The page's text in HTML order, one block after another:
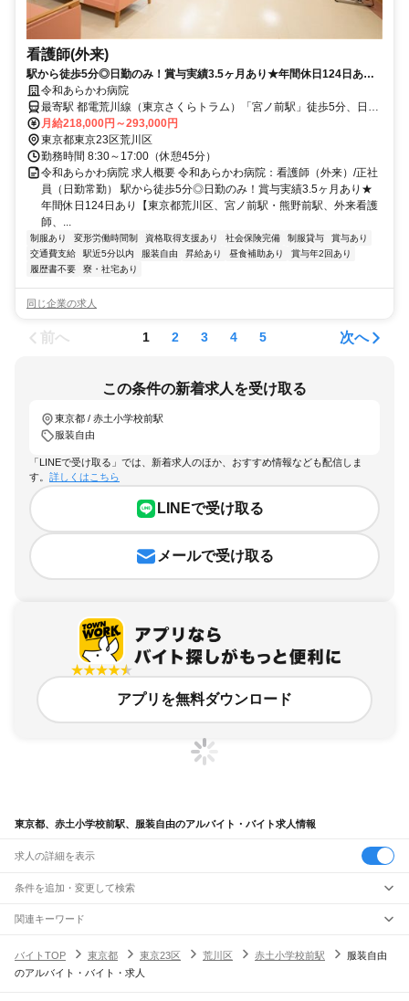
看護師(外来)
駅から徒歩5分◎日勤のみ！賞与実績3.5ヶ月あり★年間休日124日あり
【東京都荒川区、宮ノ前駅・熊野前駅、外来看護師、正職員】
令和あらかわ病院
最寄駅 都電荒川線（東京さくらトラム）「宮ノ前駅」徒歩5分、日暮
里・舎人ライナー「熊野前駅」徒歩5分
月給218,000円～293,000円
東京都東京23区荒川区
勤務時間 8:30～17:00（休憩45分）
令和あらかわ病院 求人概要 令和あらかわ病院：看護師（外来）/正社
員（日勤常勤） 駅から徒歩5分◎日勤のみ！賞与実績3.5ヶ月あり★
年間休日124日あり【東京都荒川区、宮ノ前駅・熊野前駅、外来看護
師、...
制服あり 変形労働時間制 資格取得支援あり 社会保険完備 制服貸与
賞与あり
交通費支給
駅近5分以内 服装自由 昇給あり 昼食補助あり
賞与年2回あり
履歴書不要
寮・社宅あり
同じ企業の求人
前へ 1 2 3 4 5 次へ
この条件の新着求人を受け取る
東京都 / 赤土小学校前駅
服装自由
「LINEで受け取る」では、新着求人のほか、おすすめ情報なども配信しま
す。 詳しくはこちら
LINEで受け取る
メールで受け取る
アプリを無料ダウンロード
東京都、赤土小学校前駅、服装自由のアルバイト・バイト求人情報
求人の詳細を表示
条件を追加・変更して検索
市区町村を追加・変更
東京都すべて
東京23区 すべて
駅を追加・変更
職種を追加・変更
関連キーワード
バイトTOP
東京都 東京23区 荒川区 赤土小学校前駅
服装自由
のアルバイト・バイト・求人